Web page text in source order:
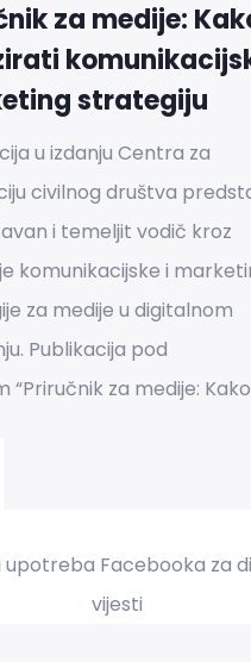
za medije:
strategiju
u izdanju Centra za
civilnog društva
i temeljit vodič kroz
komunikacijske i
za medije u digitalnom
Publikacija pod
“Priručnik za medije: Kako